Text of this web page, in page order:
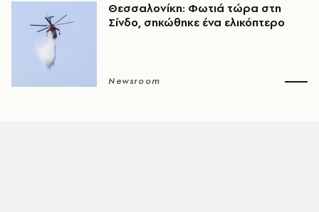
Θεσσαλονίκη: Φωτιά τώρα στη
Σίνδο, σηκώθηκε ένα ελικόπτερο
Newsroom